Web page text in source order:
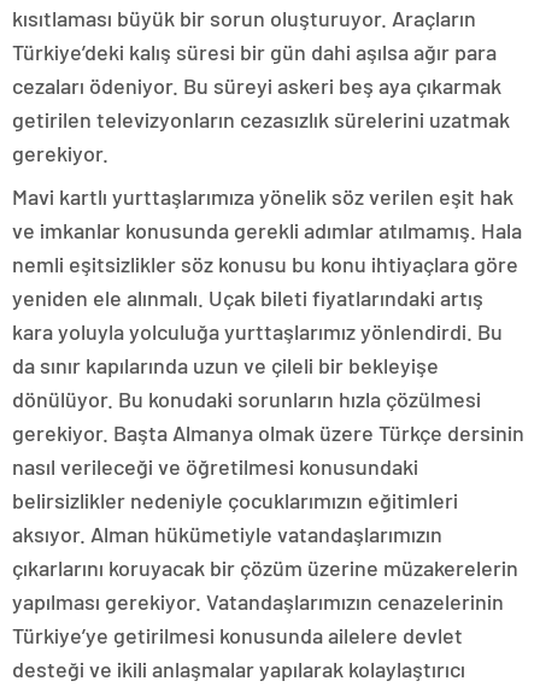
kısıtlaması büyük bir sorun oluşturuyor. Araçların
Türkiye’deki kalış süresi bir gün dahi aşılsa ağır para
cezaları ödeniyor. Bu süreyi askeri beş aya çıkarmak
getirilen televizyonların cezasızlık sürelerini uzatmak
gerekiyor.
Mavi kartlı yurttaşlarımıza yönelik söz verilen eşit hak
ve imkanlar konusunda gerekli adımlar atılmamış. Hala
nemli eşitsizlikler söz konusu bu konu ihtiyaçlara göre
yeniden ele alınmalı. Uçak bileti fiyatlarındaki artış
kara yoluyla yolculuğa yurttaşlarımız yönlendirdi. Bu
da sınır kapılarında uzun ve çileli bir bekleyişe
dönülüyor. Bu konudaki sorunların hızla çözülmesi
gerekiyor. Başta Almanya olmak üzere Türkçe dersinin
nasıl verileceği ve öğretilmesi konusundaki
belirsizlikler nedeniyle çocuklarımızın eğitimleri
aksıyor. Alman hükümetiyle vatandaşlarımızın
çıkarlarını koruyacak bir çözüm üzerine müzakerelerin
yapılması gerekiyor. Vatandaşlarımızın cenazelerinin
Türkiye’ye getirilmesi konusunda ailelere devlet
desteği ve ikili anlaşmalar yapılarak kolaylaştırıcı